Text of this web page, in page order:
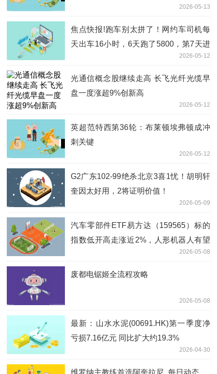
2026-05-13
焦点快报!跑车别太拼了！网约车司机每
天出车16小时，6天跑了5800，第7天进
2026-05-12
光通信概念股继续走高 长飞光纤光缆早
盘一度涨超9%创新高
2026-05-12
英超范特西第36轮：布莱顿埃弗顿成冲
刺关键
2026-05-12
G2广东102-99绝杀北京3喜1忧！胡明轩
奎因太好用，2将证明价值！
2026-05-09
汽车零部件ETF易方达（159565）标的
指数低开高走涨近2%，人形机器人有望
2026-05-08
废都电锯姬全流程攻略
2026-05-08
最新：山水水泥(00691.HK)第一季度净
亏损7.16亿元 同比扩大约19.3%
2026-04-30